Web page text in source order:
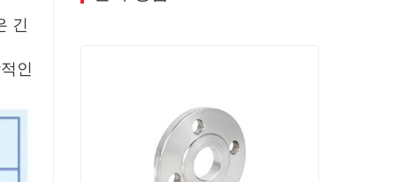
긴
인